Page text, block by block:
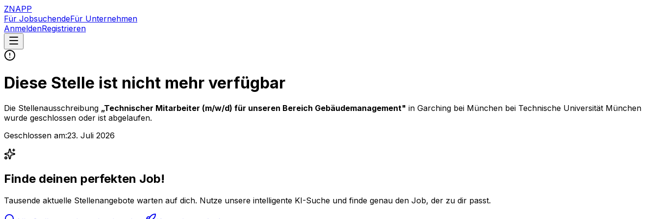
ZNAPP
Für JobsuchendeFür Unternehmen
AnmeldenRegistrieren
Diese Stelle ist nicht mehr verfügbar
Die Stellenausschreibung „Technischer Mitarbeiter (m/w/d) für unseren Bereich Gebäudemanagement" in Garching bei München bei Technische Universität München
wurde geschlossen oder ist abgelaufen.
Geschlossen am:23. Juli 2026
Finde deinen perfekten Job!
Tausende aktuelle Stellenangebote warten auf dich. Nutze unsere intelligente KI-Suche und finde genau den Job, der zu dir passt.